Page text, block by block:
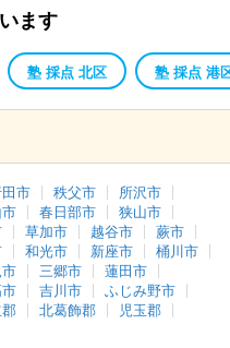
ます
塾 採点 北区 塾 採点 港
市 秩父市
所沢市
春日部市
狭山市
草加市 越谷市
蕨市
和光市 新座市
桶川市
三郷市
蓮田市
市 吉川市
ふじみ野市
北葛飾郡
児玉郡